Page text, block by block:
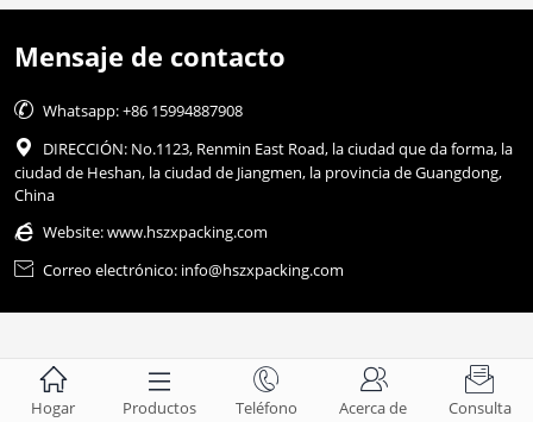
Mensaje de contacto
 Whatsapp: +86 15994887908

DIRECCIÓN: No.1123, Renmin East Road, la ciudad que da forma, la
ciudad de Heshan, la ciudad de Jiangmen, la provincia de Guangdong,
China
 Website:www.hszxpacking.com
 Correo electrónico: info@hszxpacking.com

Hogar

Productos

Teléfono

Acerca de

Consulta